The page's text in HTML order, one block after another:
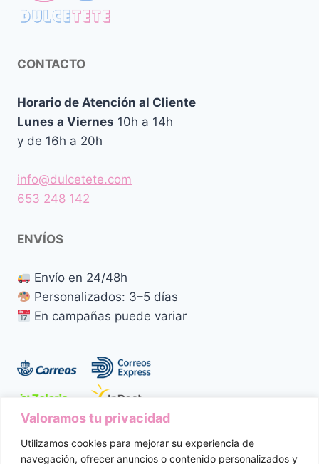
Valoramos tu privacidad
Utilizamos cookies para mejorar su experiencia de
navegación, ofrecer anuncios o contenido personalizados y
CONTACTO
Horario de Atención al Cliente
Lunes a Viernes 10h a 14h
y de 16h a 20h
info@dulcetete.com
653 248 142
ENVÍOS
Envío en 24/48h
Personalizados: 3–5 días
En campañas puede variar
Aviso Legal Política de Privacidad